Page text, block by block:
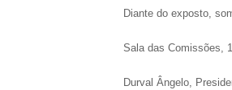
Diante do exposto,
Sala das Comissões,
Durval Ângelo,